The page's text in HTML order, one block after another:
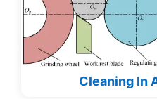
Cleaning In